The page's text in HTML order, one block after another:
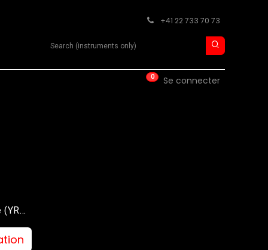
+41 22 733 70 73
Search product
0 Se connecter